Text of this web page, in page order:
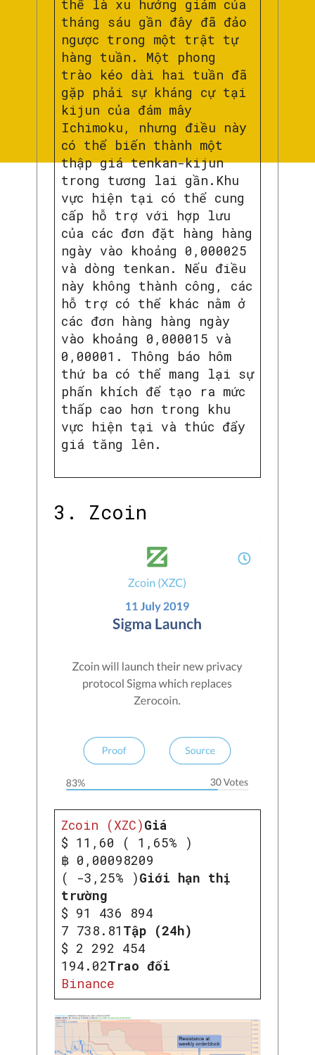
thể là xu hướng giảm của
tháng sáu gần đây đã đảo
ngược trong một trật tự
hàng tuần. Một phong
trào kéo dài hai tuần đã
gặp phải sự kháng cự tại
kijun của đám mây
Ichimoku, nhưng điều này
có thể biến thành một
thập giá tenkan-kijun
trong tương lai gần.Khu
vực hiện tại có thể cung
cấp hỗ trợ với hợp lưu
của các đơn đặt hàng hàng
ngày vào khoảng 0,000025
và dòng tenkan. Nếu điều
này không thành công, các
hỗ trợ có thể khác nằm ở
các đơn hàng hàng ngày
vào khoảng 0,000015 và
0,00001. Thông báo hôm
thứ ba có thể mang lại sự
phấn khích để tạo ra mức
thấp cao hơn trong khu
vực hiện tại và thúc đẩy
giá tăng lên.
3. Zcoin
Zcoin (XZC)Giá
$ 11,60 ( 1,65% )
฿ 0,00098209
( -3,25% )Giới hạn thị
trường
$ 91 436 894
7 738.81 Tập (24h)
$ 2 292 454
194.02Trao đổi
Binance